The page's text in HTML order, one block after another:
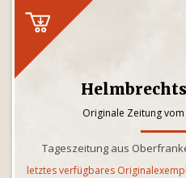
Originale Zeitung vom
Tageszeitung aus
letztes verfügbares